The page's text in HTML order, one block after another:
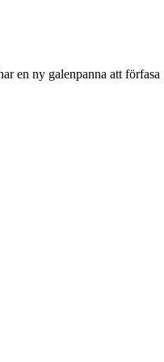
en ny galenpanna att förfasa